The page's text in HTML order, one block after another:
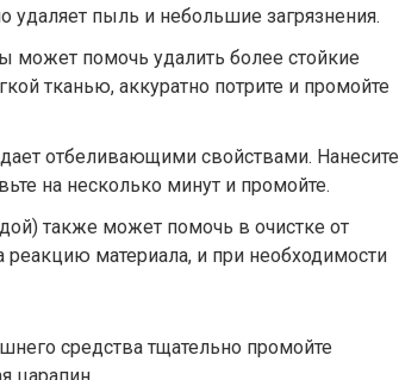
удаляет пыль и небольшие загрязнения.
может помочь удалить более стойкие
тканью, аккуратно потрите и промойте
отбеливающими свойствами. Нанесите
на несколько минут и промойте.
также может помочь в очистке от
материала, и при необходимости
средства тщательно промойте